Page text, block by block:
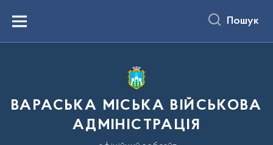
вмістуMenu Пошук
ВАРАСЬКА МІСЬКА ВІЙСЬКОВА
АДМІНІСТРАЦІЯ